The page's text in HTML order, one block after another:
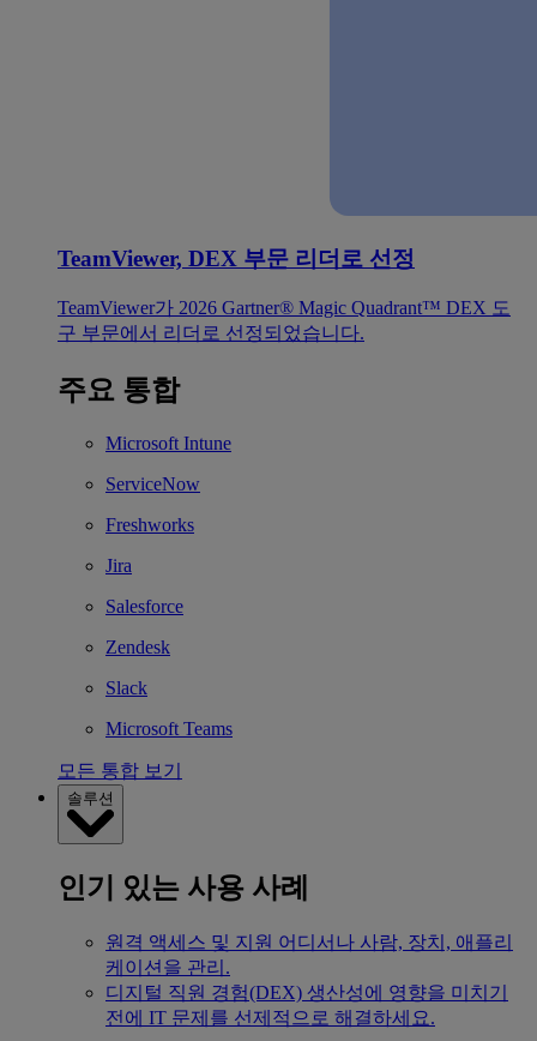
TeamViewer, DEX 부문 리더로 선정
TeamViewer가 2026 Gartner® Magic Quadrant™ DEX 도
구 부문에서 리더로 선정되었습니다.
주요 통합
Microsoft Intune
ServiceNow
Freshworks
Jira
Salesforce
Zendesk
Slack
Microsoft Teams
모든 통합 보기
솔루션
인기 있는 사용 사례
원격 액세스 및 지원 어디서나 사람, 장치, 애플리
케이션을 관리.
디지털 직원 경험(DEX) 생산성에 영향을 미치기
전에 IT 문제를 선제적으로 해결하세요.